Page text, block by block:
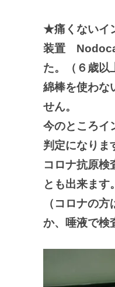
★痛くないイ
装置
た。（６歳以
綿棒を使わな
せん。
今のところイ
判定になりま
コロナ抗原検
とも出来ます。
（コロナの
か、唾液で検